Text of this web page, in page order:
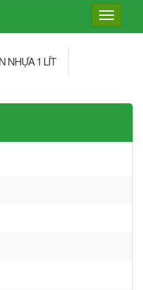
Toggle
navigation
NHỰA 1 LÍT